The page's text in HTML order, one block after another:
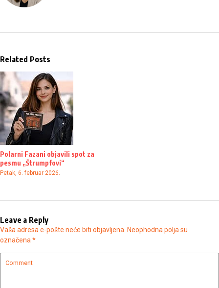
Related Posts
Polarni Fazani objavili spot za
pesmu „Štrumpfovi“
Petak, 6. februar 2026.
Leave a Reply
Vaša adresa e-pošte neće biti objavljena. Neophodna polja su
označena*